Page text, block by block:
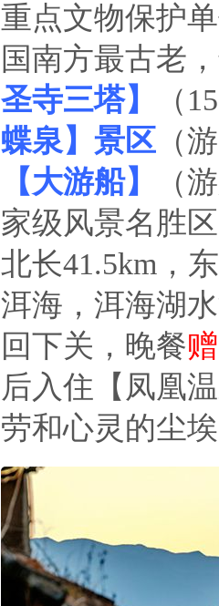
重点文物保护
国南方最古老
圣寺三塔】
（
蝶泉】景区 （
【大游船】
（
家级风景名胜
北长41.5km，
洱海，洱海湖
回下关，晚餐
后入住【凤凰
劳和心灵的尘